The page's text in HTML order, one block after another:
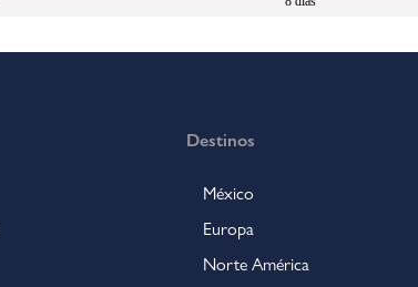
Destinos
México
Europa
Norte América